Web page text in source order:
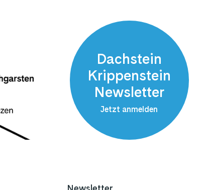
Dachstein
Krippenstein
Newsletter
Jetzt anmelden